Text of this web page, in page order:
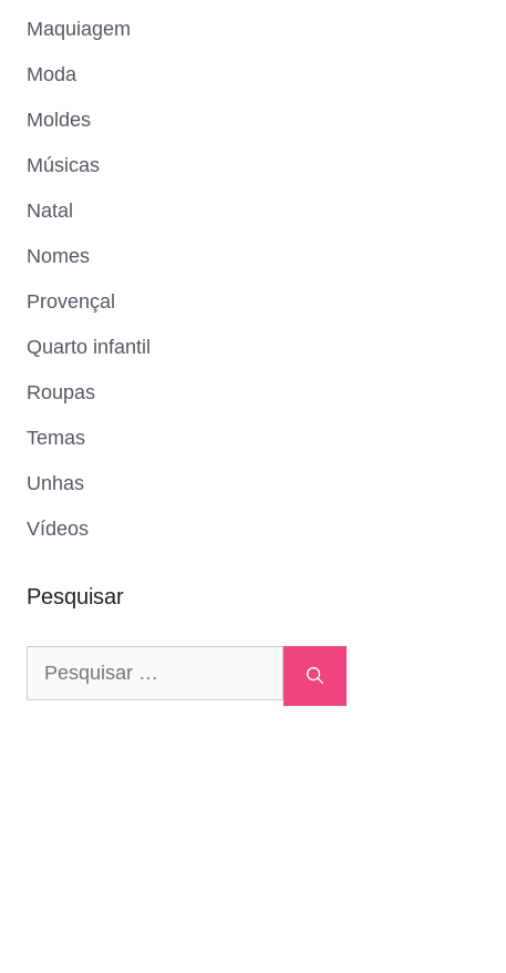
Maquiagem
Moda
Moldes
Músicas
Natal
Nomes
Provençal
Quarto infantil
Roupas
Temas
Unhas
Vídeos
Pesquisar
Pesquisar
por: